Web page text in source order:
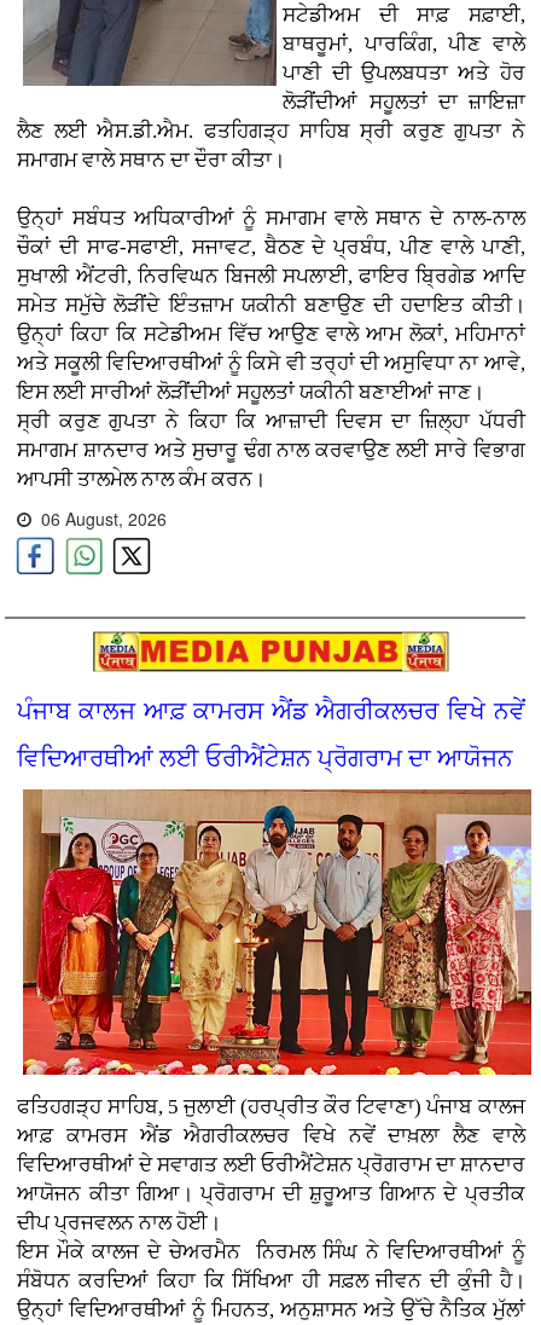
ਸਟੇਡੀਅਮ ਦੀ ਸਾਫ਼ ਸਫ਼ਾਈ,
ਬਾਥਰੂਮਾਂ, ਪਾਰਕਿੰਗ, ਪੀਣ ਵਾਲੇ
ਪਾਣੀ ਦੀ ਉਪਲਬਧਤਾ ਅਤੇ ਹੋਰ
ਲੋੜੀਂਦੀਆਂ ਸਹੂਲਤਾਂ ਦਾ ਜ਼ਾਇਜ਼ਾ
ਲੈਣ ਲਈ ਐਸ.ਡੀ.ਐਮ. ਫਤਹਿਗੜ੍ਹ ਸਾਹਿਬ ਸ੍ਰੀ ਕਰੁਣ ਗੁਪਤਾ ਨੇ
ਸਮਾਗਮ ਵਾਲੇ ਸਥਾਨ ਦਾ ਦੌਰਾ ਕੀਤਾ।
ਉਨ੍ਹਾਂ ਸਬੰਧਤ ਅਧਿਕਾਰੀਆਂ ਨੂੰ ਸਮਾਗਮ ਵਾਲੇ ਸਥਾਨ ਦੇ ਨਾਲ-ਨਾਲ
ਚੌਕਾਂ ਦੀ ਸਾਫ-ਸਫਾਈ, ਸਜਾਵਟ, ਬੈਠਣ ਦੇ ਪ੍ਰਬੰਧ, ਪੀਣ ਵਾਲੇ ਪਾਣੀ,
ਸੁਖਾਲੀ ਐਂਟਰੀ, ਨਿਰਵਿਘਨ ਬਿਜਲੀ ਸਪਲਾਈ, ਫਾਇਰ ਬ੍ਰਿਗੇਡ ਆਦਿ
ਸਮੇਤ ਸਮੁੱਚੇ ਲੋੜੀਂਦੇ ਇੰਤਜ਼ਾਮ ਯਕੀਨੀ ਬਣਾਉਣ ਦੀ ਹਦਾਇਤ ਕੀਤੀ।
ਉਨ੍ਹਾਂ ਕਿਹਾ ਕਿ ਸਟੇਡੀਅਮ ਵਿੱਚ ਆਉਣ ਵਾਲੇ ਆਮ ਲੋਕਾਂ, ਮਹਿਮਾਨਾਂ
ਅਤੇ ਸਕੂਲੀ ਵਿਦਿਆਰਥੀਆਂ ਨੂੰ ਕਿਸੇ ਵੀ ਤਰ੍ਹਾਂ ਦੀ ਅਸੁਵਿਧਾ ਨਾ ਆਵੇ,
ਇਸ ਲਈ ਸਾਰੀਆਂ ਲੋੜੀਂਦੀਆਂ ਸਹੂਲਤਾਂ ਯਕੀਨੀ ਬਣਾਈਆਂ ਜਾਣ।
ਸ੍ਰੀ ਕਰੁਣ ਗੁਪਤਾ ਨੇ ਕਿਹਾ ਕਿ ਆਜ਼ਾਦੀ ਦਿਵਸ ਦਾ ਜ਼ਿਲ੍ਹਾ ਪੱਧਰੀ
ਸਮਾਗਮ ਸ਼ਾਨਦਾਰ ਅਤੇ ਸੁਚਾਰੂ ਢੰਗ ਨਾਲ ਕਰਵਾਉਣ ਲਈ ਸਾਰੇ ਵਿਭਾਗ
ਆਪਸੀ ਤਾਲਮੇਲ ਨਾਲ ਕੰਮ ਕਰਨ।
06 August, 2026
ਪੰਜਾਬ ਕਾਲਜ ਆਫ਼ ਕਾਮਰਸ ਐਂਡ ਐਗਰੀਕਲਚਰ ਵਿਖੇ ਨਵੇਂ
ਵਿਦਿਆਰਥੀਆਂ ਲਈ ਓਰੀਐਂਟੇਸ਼ਨ ਪ੍ਰੋਗਰਾਮ ਦਾ ਆਯੋਜਨ
ਫਤਿਹਗੜ੍ਹ ਸਾਹਿਬ, 5 ਜੁਲਾਈ (ਹਰਪ੍ਰੀਤ ਕੌਰ ਟਿਵਾਣਾ)ਪੰਜਾਬ ਕਾਲਜ
ਆਫ਼ ਕਾਮਰਸ ਐਂਡ ਐਗਰੀਕਲਚਰ ਵਿਖੇ ਨਵੇਂ ਦਾਖ਼ਲਾ ਲੈਣ ਵਾਲੇ
ਵਿਦਿਆਰਥੀਆਂ ਦੇ ਸਵਾਗਤ ਲਈ ਓਰੀਐਂਟੇਸ਼ਨ ਪ੍ਰੋਗਰਾਮ ਦਾ ਸ਼ਾਨਦਾਰ
ਆਯੋਜਨ ਕੀਤਾ ਗਿਆ। ਪ੍ਰੋਗਰਾਮ ਦੀ ਸ਼ੁਰੂਆਤ ਗਿਆਨ ਦੇ ਪ੍ਰਤੀਕ
ਦੀਪ ਪ੍ਰਜਵਲਨ ਨਾਲ ਹੋਈ।
ਇਸ ਮੌਕੇ ਕਾਲਜ ਦੇ ਚੇਅਰਮੈਨ ਨਿਰਮਲ ਸਿੰਘ ਨੇ ਵਿਦਿਆਰਥੀਆਂ ਨੂੰ
ਸੰਬੋਧਨ ਕਰਦਿਆਂ ਕਿਹਾ ਕਿ ਸਿੱਖਿਆ ਹੀ ਸਫ਼ਲ ਜੀਵਨ ਦੀ ਕੁੰਜੀ ਹੈ।
ਉਨ੍ਹਾਂ ਵਿਦਿਆਰਥੀਆਂ ਨੂੰ ਮਿਹਨਤ, ਅਨੁਸ਼ਾਸਨ ਅਤੇ ਉੱਚੇ ਨੈਤਿਕ ਮੁੱਲਾਂ